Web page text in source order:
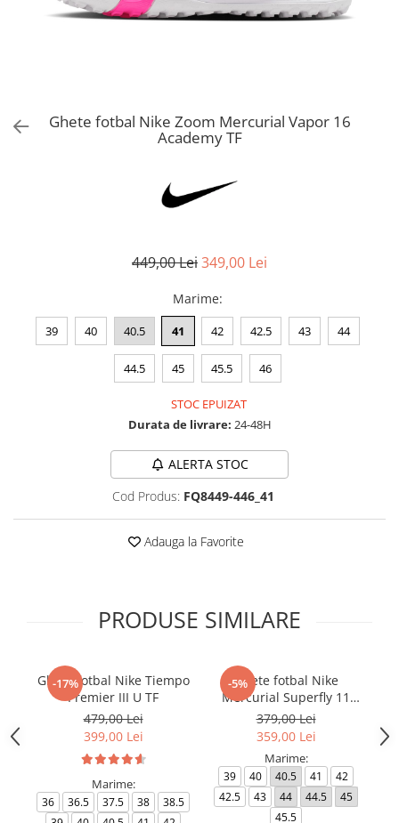
Bluze fotbal copii
Sorturi fotbal femei
Ghete fotbal Nike Zoom Mercurial Vapor 16
Academy TF
449,00 Lei349,00 Lei
Marime:
39 40 40.5 41 42 42.5 43 44
44.5 45 45.5 46
STOC EPUIZAT
Durata de livrare: 24-48H
ALERTA STOC
Cod Produs: FQ8449-446_41
Adauga la Favorite
PRODUSE SIMILARE
-17%
Ghete fotbal Nike Tiempo
Premier III U TF
479,00 Lei
399,00 Lei
Marime:
36 36.5 37.5 38
38.5
-5%
Ghete fotbal Nike
Mercurial Superfly 11
Club TF
379,00 Lei
359,00 Lei
Marime:
39 40 40.5 41
42
42.5
43 44 44.5
45
45.5